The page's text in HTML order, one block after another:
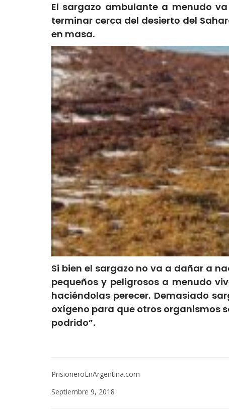
El sargazo ambulante a menudo
terminar cerca del desierto del
en masa.
Si bien el sargazo no va a dañar a
pequeños y peligrosos a menudo
haciéndolas perecer. Demasiado
oxígeno para que otros organismos
podrido”.
PrisioneroEnArgentina.com
Septiembre 9, 2018